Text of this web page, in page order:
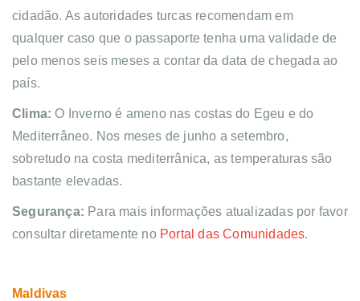
cidadão. As autoridades turcas recomendam em
qualquer caso que o passaporte tenha uma validade de
pelo menos seis meses a contar da data de chegada ao
país.
Clima:O Inverno é ameno nas costas do Egeu e do
Mediterrâneo. Nos meses de junho a setembro,
sobretudo na costa mediterrânica, as temperaturas são
bastante elevadas.
Segurança: Para mais informações atualizadas por favor
consultar diretamente no Portal das Comunidades.
Maldivas